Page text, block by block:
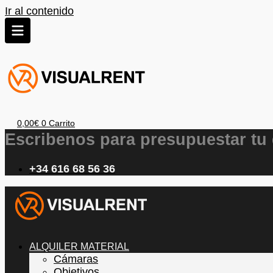
Ir al contenido
0,00€ 0 Carrito
Escribenos para presupuestar tu
+34 616 68 56 36
ALQUILER MATERIAL
Cámaras